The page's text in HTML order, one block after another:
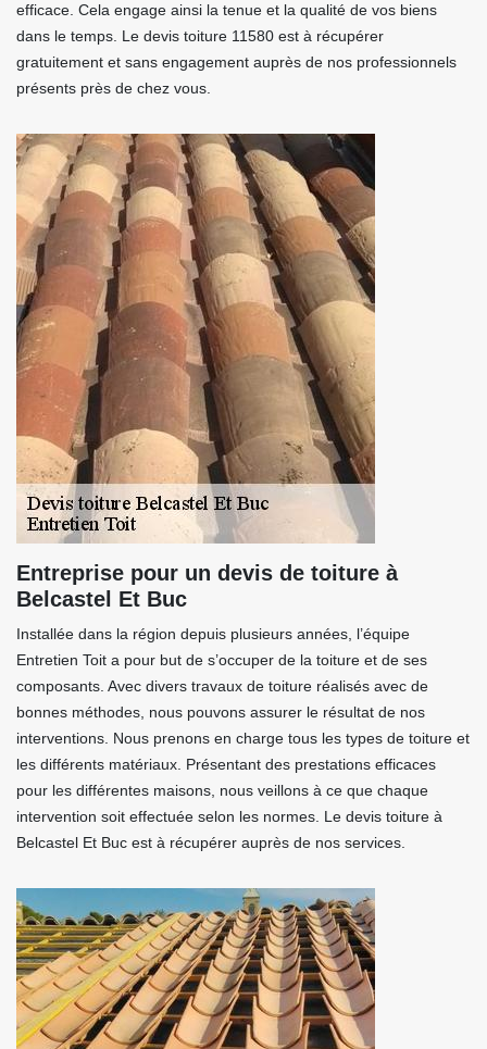
efficace. Cela engage ainsi la tenue et la qualité de vos biens
dans le temps. Le devis toiture 11580 est à récupérer
gratuitement et sans engagement auprès de nos professionnels
présents près de chez vous.
Entreprise pour un devis de toiture à
Belcastel Et Buc
Installée dans la région depuis plusieurs années, l’équipe
Entretien Toit a pour but de s’occuper de la toiture et de ses
composants. Avec divers travaux de toiture réalisés avec de
bonnes méthodes, nous pouvons assurer le résultat de nos
interventions. Nous prenons en charge tous les types de toiture et
les différents matériaux. Présentant des prestations efficaces
pour les différentes maisons, nous veillons à ce que chaque
intervention soit effectuée selon les normes. Le devis toiture à
Belcastel Et Buc est à récupérer auprès de nos services.